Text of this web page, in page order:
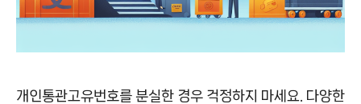
개인통관고유번호를 분실한 경우 걱정하지 마세요. 다양한